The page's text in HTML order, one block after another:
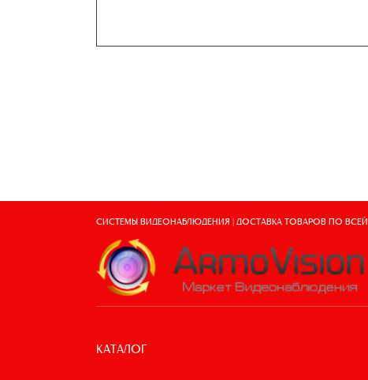
СИСТЕМЫ ВИДЕОНАБЛЮДЕНИЯ | ДОСТАВКА ТОВАРОВ ПО ВСЕЙ
КАТАЛОГ